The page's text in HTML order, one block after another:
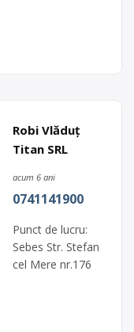
Robi Vlăduţ
Titan SRL
acum 6 ani
0741141900
Punct de lucru:
Sebes Str. Stefan
cel Mere nr.176